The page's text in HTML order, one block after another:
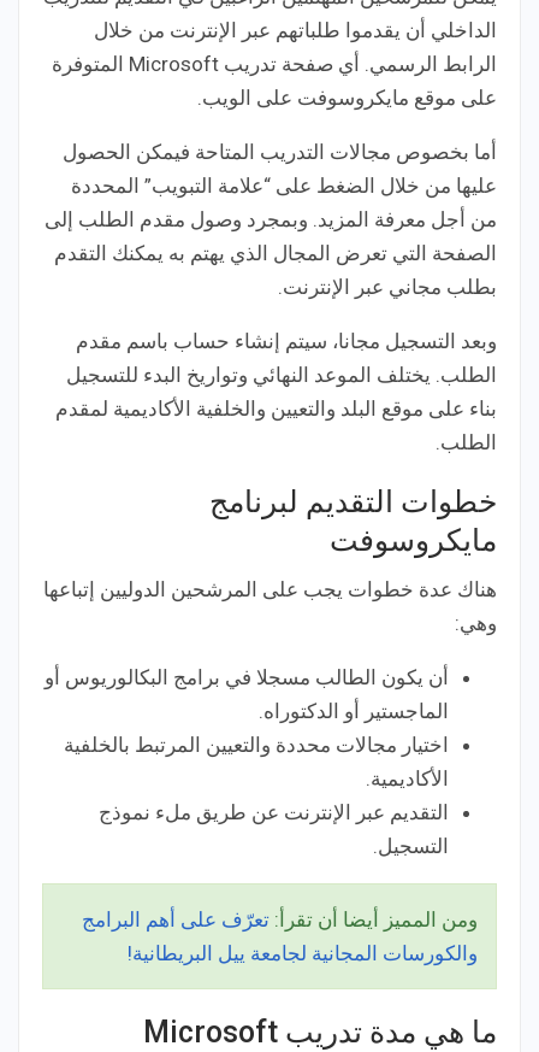
الداخلي أن يقدموا طلباتهم عبر الإنترنت من خلال
الرابط الرسمي. أي صفحة تدريب Microsoft المتوفرة
على موقع مايكروسوفت على الويب.
أما بخصوص مجالات التدريب المتاحة فيمكن الحصول
عليها من خلال الضغط على “علامة التبويب” المحددة
من أجل معرفة المزيد. وبمجرد وصول مقدم الطلب إلى
الصفحة التي تعرض المجال الذي يهتم به يمكنك التقدم
بطلب مجاني عبر الإنترنت.
وبعد التسجيل مجانا، سيتم إنشاء حساب باسم مقدم
الطلب. يختلف الموعد النهائي وتواريخ البدء للتسجيل
بناء على موقع البلد والتعيين والخلفية الأكاديمية لمقدم
الطلب.
خطوات التقديم لبرنامج
مايكروسوفت
هناك عدة خطوات يجب على المرشحين الدوليين إتباعها
وهي:
أن يكون الطالب مسجلا في برامج البكالوريوس أو
الماجستير أو الدكتوراه.
اختيار مجالات محددة والتعيين المرتبط بالخلفية
الأكاديمية.
التقديم عبر الإنترنت عن طريق ملء نموذج
التسجيل.
ومن المميز أيضا أن تقرأ: تعرّف على أهم البرامج
والكورسات المجانية لجامعة ييل البريطانية!
ما هي مدة تدريب Microsoft